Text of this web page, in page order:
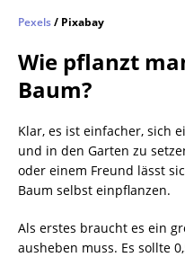
Pexels/ Pixabay
Wie pflanzt
Baum?
Klar, es ist einfacher, sich
und in den Garten zu
oder einem Freund lässt
Baum selbst einpflanzen.
Als erstes braucht es ein
ausheben muss. Es sollte